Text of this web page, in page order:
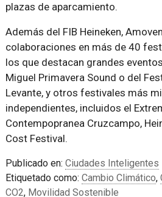
plazas de aparcamiento.
Además del FIB Heineken,
colaboraciones en más de 40
los que destacan grandes
Miguel Primavera Sound o del
Levante, y otros festivales más
independientes, incluidos el
Contempopranea Cruzcampo,
Cost Festival.
Publicado en: Ciudades Inteligentes
Etiquetado como: Cambio Climático,
CO2, Movilidad Sostenible